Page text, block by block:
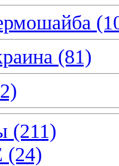
(81)
(211)